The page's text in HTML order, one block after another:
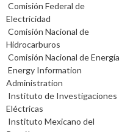
Comisión Federal de
Electricidad
Comisión Nacional de
Hidrocarburos
Comisión Nacional de Energía
Energy Information
Administration
Instituto de Investigaciones
Eléctricas
Instituto Mexicano del